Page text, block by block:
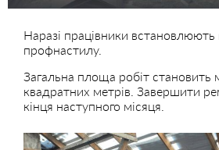
Наразі працівники встановлюють
профнастилу.
Загальна площа робіт
квадратних метрів. Завершити
кінця наступного місяця.